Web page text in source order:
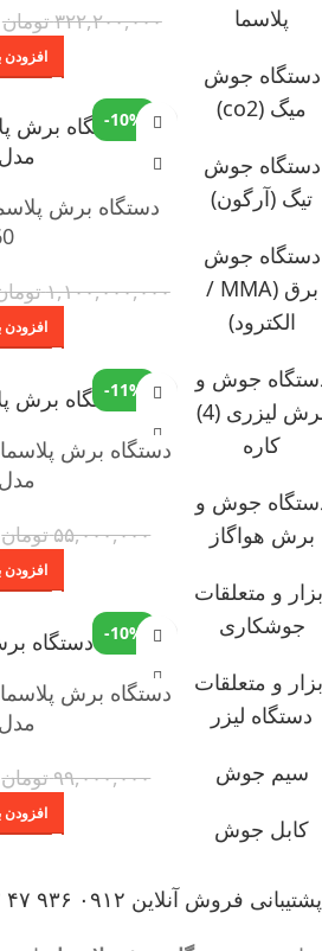
پلاسما
دستگاه جوش
میگ (co2)
دستگاه جوش
تیگ (آرگون)
دستگاه جوش
برق (MMA /
الکترود)
جوش و
برش لیزری (4)
کاره
جوش و
برش هواگاز
و متعلقات
جوشکاری
و متعلقات
دستگاه لیزر
سیم جوش
کابل جوش
۳۲۲,۲۰۰,۰۰۰تومان
افزودن
-10%
۱,۱۰۰,۰۰۰,۰۰۰
افزودن
-11%
مدل 1010
۵۵,۰۰۰,۰۰۰تومان
افزودن
-10%
مدل 1020
۹۹,۰۰۰,۰۰۰تومان
افزودن
پشتیبانی فروش آنلاین ۰۹۱۲ ۹۳۶ ۴۷ ۴۲